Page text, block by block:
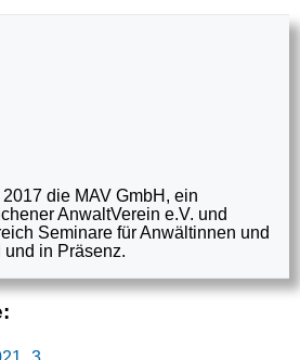
die MAV GmbH, ein
AnwaltVerein e.V. und
Seminare für Anwältinnen und
in Präsenz.